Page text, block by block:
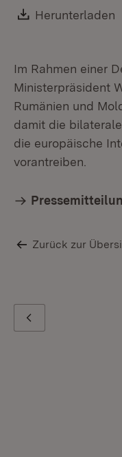
Download:
Herunterladen
Im Rahmen einer
Ministerpräsident
Rumänien und
damit die
die europäische
vorantreiben.
Zurück zur